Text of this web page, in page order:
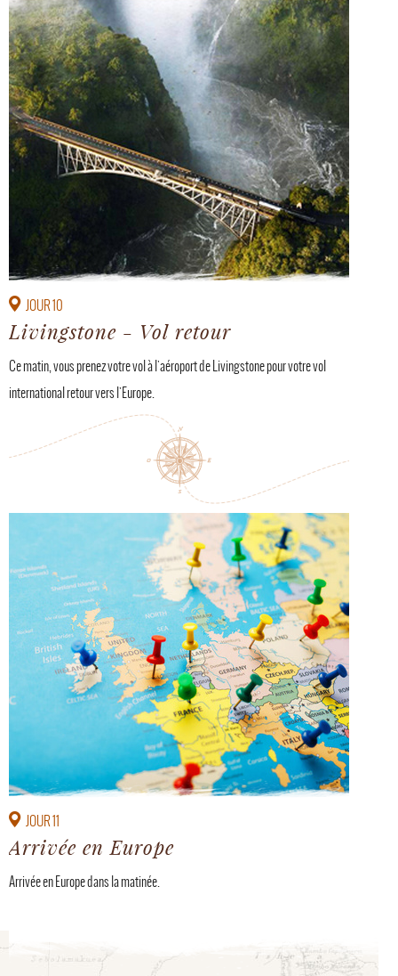
JOUR 10
Livingstone - Vol retour
Ce matin, vous prenez votre vol à l'aéroport de Livingstone pour votre vol
international retour vers l'Europe.
JOUR 11
Arrivée en Europe
Arrivée en Europe dans la matinée.